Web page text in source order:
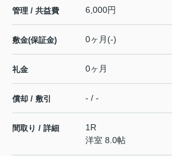
管理 / 共益費 6,000円
敷金(保証金) 0ヶ月(-)
礼金 0ヶ月
償却 / 敷引 - / -
間取り / 詳細
1R
洋室 8.0帖